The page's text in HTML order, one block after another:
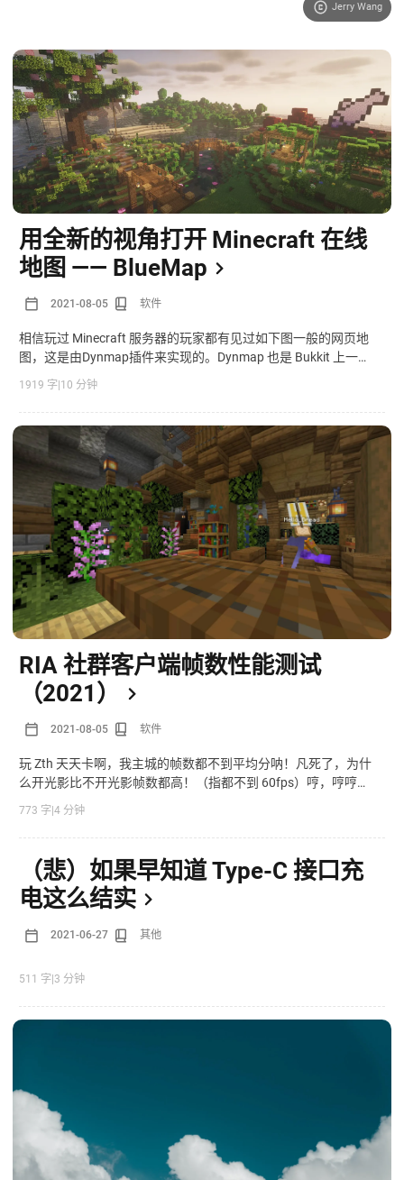
Jerry Wang
用全新的视角打开 Minecraft 在线
地图 —— BlueMap
2021-08-05 软件
相信玩过 Minecraft 服务器的玩家都有见过如下图一般的网页地
图，这是由Dynmap插件来实现的。Dynmap 也是 Bukkit 上一款
人尽皆知的老牌插件了，目前使用的服务器和玩家也非常多，是
一款广受欢迎的 Minecraft 在线地图生成器。
1919 字 10 分钟
RIA 社群客户端帧数性能测试
（2021）
2021-08-05 软件
玩 Zth 天天卡啊，我主城的帧数都不到平均分呐！凡死了，为什
么开光影比不开光影帧数都高！（指都不到 60fps）哼，哼哼啊
啊到底是不是我的整合包有问题啊
773 字 4 分钟
（悲）如果早知道 Type-C 接口充
电这么结实
2021-06-27 其他
511 字 3 分钟